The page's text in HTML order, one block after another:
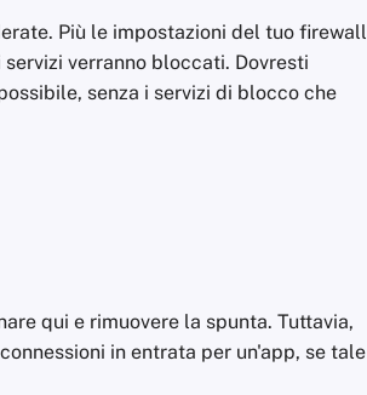
Più le impostazioni del tuo firewall
verranno bloccati. Dovresti
senza i servizi di blocco che
qui e rimuovere la spunta. Tuttavia,
in entrata per un'app, se tale